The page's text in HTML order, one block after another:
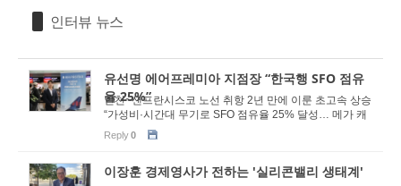
인터뷰 뉴스
유선명 에어프레미아 지점장 “한국행 SFO 점유
율 25%”
인천~샌프란시스코 노선 취항 2년 만에 이룬 초고속 상승
“가성비·시간대 무기로 SFO 점유율 25% 달성… 메가 캐
리어 출범은 새로운 기회” 실리콘밸리 특성...
Reply0
이장훈 경제영사가 전하는 '실리콘밸리 생태계'